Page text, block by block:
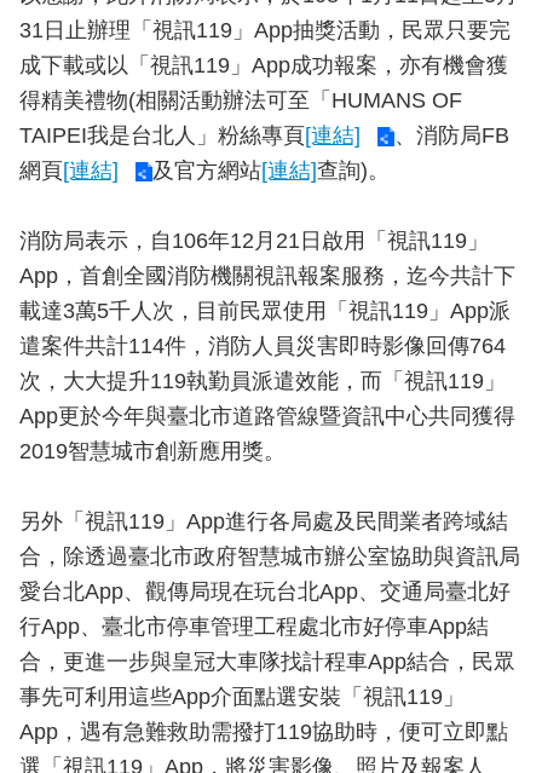
民
力
園
地
政
資
訊
公
開
公
文
公
開
區
統
計
資
料
音
31日止辦理「視訊119」App抽獎活動，民眾只要完
成下載或以「視訊119」App成功報案，亦有機會獲
得精美禮物(相關活動辦法可至「HUMANS OF
TAIPEI我是台北人」粉絲專頁[連結]
、消防局FB
網頁[連結] 及官方網站[連結]查詢)。
消防局表示，自106年12月21日啟用「視訊119」
App，首創全國消防機關視訊報案服務，迄今共計下
載達3萬5千人次，目前民眾使用「視訊119」App派
遣案件共計114件，消防人員災害即時影像回傳764
次，大大提升119執勤員派遣效能，而「視訊119」
App更於今年與臺北市道路管線暨資訊中心共同獲得
2019智慧城市創新應用獎。
另外「視訊119」App進行各局處及民間業者跨域結
合，除透過臺北市政府智慧城市辦公室協助與資訊局
愛台北App、觀傳局現在玩台北App、交通局臺北好
行App、臺北市停車管理工程處北市好停車App結
合，更進一步與皇冠大車隊找計程車App結合，民眾
事先可利用這些App介面點選安裝「視訊119」
App，遇有急難救助需撥打119協助時，便可立即點
選「視訊119」App，將災害影像、照片及報案人